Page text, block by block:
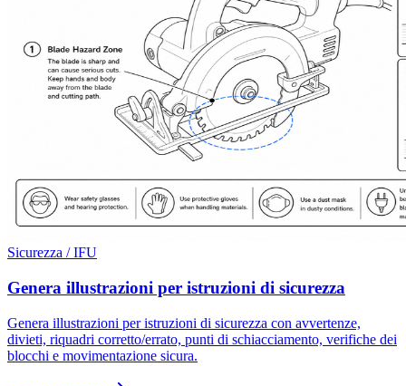
Sicurezza / IFU
Genera illustrazioni per istruzioni di sicurezza
Genera illustrazioni per istruzioni di sicurezza con avvertenze,
divieti, riquadri corretto/errato, punti di schiacciamento, verifiche dei
blocchi e movimentazione sicura.